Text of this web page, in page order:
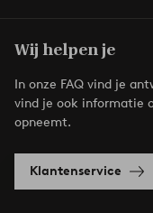
Wij helpen je
In onze FAQ vind je
vind je ook informatie
opneemt.
Klantenservice